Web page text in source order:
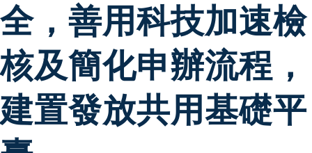
全，善用科技加速檢
核及簡化申辦流程，
建置發放共用基礎平